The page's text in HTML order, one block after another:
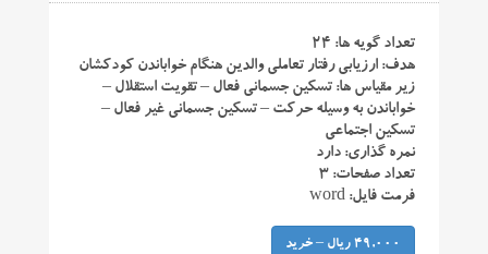
تعداد گویه ها: ۲۴
هدف: ارزیابی رفتار تعاملی والدین هنگام خواباندن کودکشان
زیر مقیاس ها: تسکین جسمانی فعال – تقویت استقلال –
خواباندن به وسیله حرکت – تسکین جسمانی غیر فعال –
تسکین اجتماعی
نمره گذاری: دارد
تعداد صفحات: ۳
فرمت فایل: word
49,000 ریال – خرید